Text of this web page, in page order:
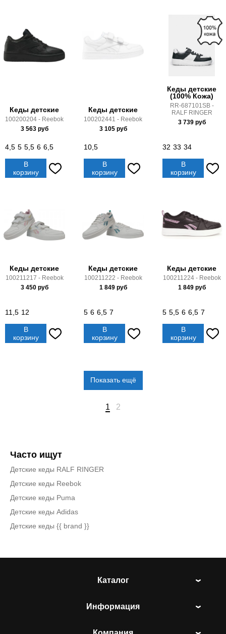
Кеды детские
100200204 - Reebok
3 563руб
4,5 5 5,5 6 6,5
В
корзину
Кеды детские
100202441 - Reebok
3 105руб
10,5
В
корзину
Кеды детские
(100% Кожа)
RR-687101SB -
RALF RINGER
3 739руб
32 33 34
В
корзину
Кеды детские
100211217 - Reebok
3 450руб
11,5 12
В
корзину
Кеды детские
100211222 - Reebok
1 849руб
5 6 6,5 7
В
корзину
Кеды детские
100211224 - Reebok
1 849руб
5 5,5 6 6,5 7
В
корзину
Показать ещё
1 2
Часто ищут
Детские кеды RALF RINGER
Детские кеды Reebok
Детские кеды Puma
Детские кеды Adidas
Детские кеды {{ brand }}
Каталог
Информация